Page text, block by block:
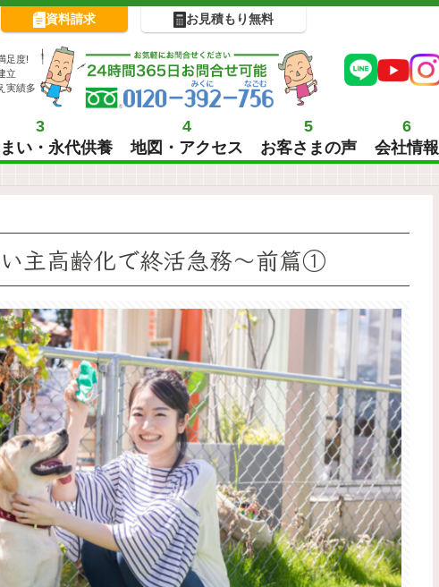
資料請求 お見積もり無料
足度!
立
実績多
3
い・永代供養
4
地図・アクセス
5
お客さまの声
6
会社情報
主高齢化で終活急務～前篇①